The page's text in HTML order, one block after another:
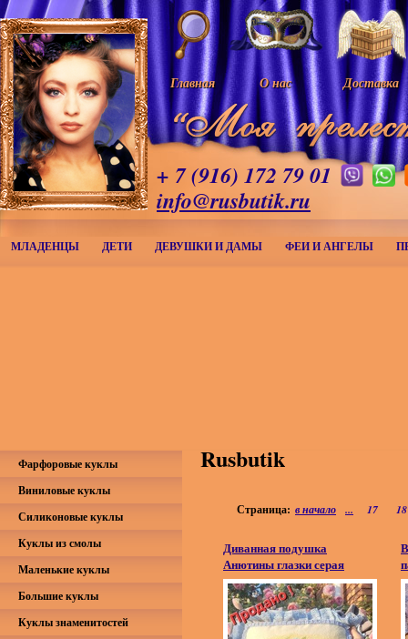
Главная О нас Доставка
+ 7 (916) 172 79 01
info@rusbutik.ru
МЛАДЕНЦЫ ДЕТИ ДЕВУШКИ И ДАМЫ ФЕИ И АНГЕЛЫ
Rusbutik
Страница: в начало ... 17 18
Диванная подушка
Анютины глазки серая
Фарфоровые куклы
Виниловые куклы
Силиконовые куклы
Куклы из смолы
Маленькие куклы
Большие куклы
Куклы знаменитостей